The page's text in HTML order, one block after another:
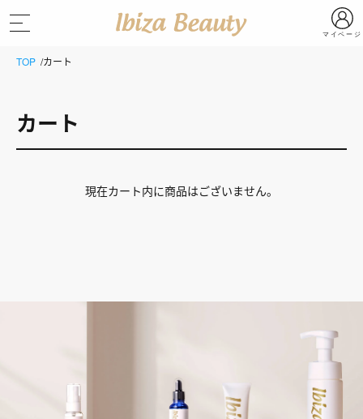
マイページ
TOP カート
カート
現在カート内に商品はございません。